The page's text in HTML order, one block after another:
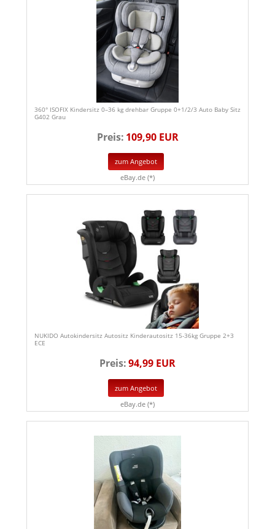
360° ISOFIX Kindersitz 0–36 kg drehbar Gruppe 0+1/2/3 Auto Baby Sitz
G402 Grau
Preis: 109,90 EUR
zum Angebot
eBay.de (*)
NUKIDO Autokindersitz Autositz Kinderautositz 15-36kg Gruppe 2+3
ECE
Preis:94,99 EUR
zum Angebot
eBay.de (*)